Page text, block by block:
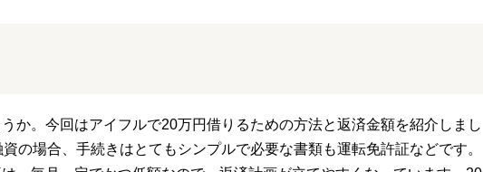
か。今回はアイフルで20万円借りるための方法と返済金額を紹介しまし
の場合、手続きはとてもシンプルで必要な書類も運転免許証などです。